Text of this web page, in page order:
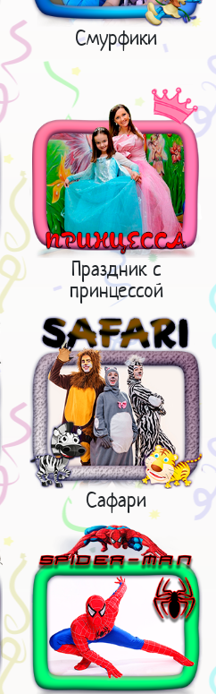
Смурфики
Праздник с
принцессой
Сафари